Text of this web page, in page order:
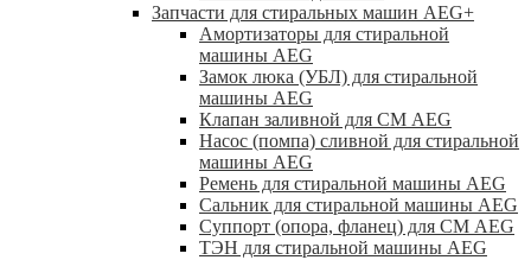
Запчасти для стиральных машин AEG+
Амортизаторы для стиральной
машины AEG
Замок люка (УБЛ) для стиральной
машины AEG
Клапан заливной для СМ AEG
Насос (помпа) сливной для стиральной
машины AEG
Ремень для стиральной машины AEG
Сальник для стиральной машины AEG
Суппорт (опора, фланец) для СМ AEG
ТЭН для стиральной машины AEG